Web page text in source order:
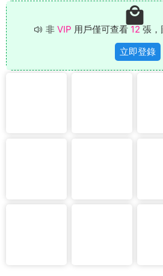
非 VIP 用戶僅可查看 12 張，
立即登錄